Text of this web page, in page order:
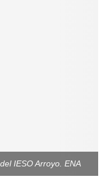
IESO Arroyo. ENA